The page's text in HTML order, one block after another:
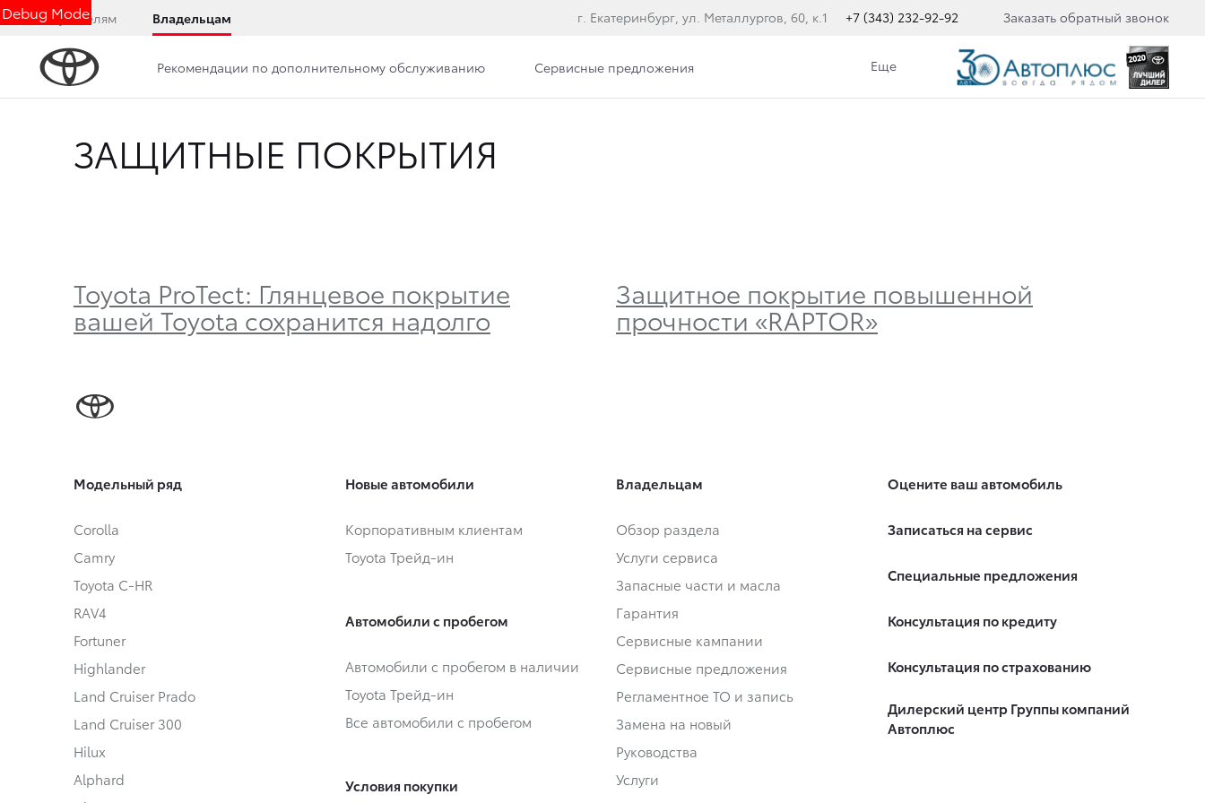
Debug Mode
Покупателям Владельцам г. Екатеринбург, ул. Металлургов, 60, к.1 +7 (343) 232-92-92 Заказать обратный звонок
Рекомендации по дополнительному обслуживанию Сервисные предложения Еще
ЗАЩИТНЫЕ ПОКРЫТИЯ
Toyota ProTect: Глянцевое покрытие
вашей Toyota сохранится надолго
Защитное покрытие повышенной
прочности «RAPTOR»
Модельный ряд
Corolla
Camry
Toyota C-HR
RAV4
Fortuner
Highlander
Land Cruiser Prado
Land Cruiser 300
Hilux
Alphard
Новые автомобили
Корпоративным клиентам
Toyota Трейд-ин
Автомобили с пробегом
Автомобили с пробегом в наличии
Toyota Трейд-ин
Все автомобили с пробегом
Условия покупки
Владельцам
Обзор раздела
Услуги сервиса
Запасные части и масла
Гарантия
Сервисные кампании
Сервисные предложения
Регламентное ТО и запись
Замена на новый
Руководства
Услуги
Оцените ваш автомобиль
Записаться на сервис
Специальные предложения
Консультация по кредиту
Консультация по страхованию
Дилерский центр Группы компаний
Автоплюс